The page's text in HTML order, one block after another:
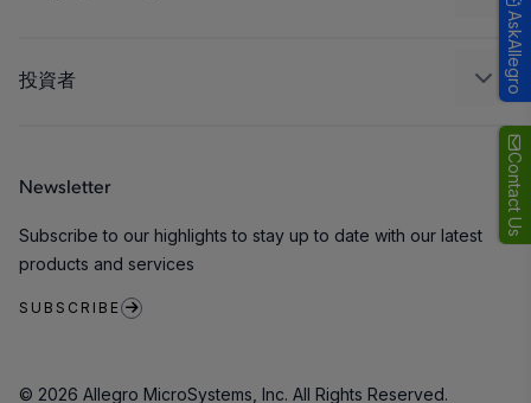
Contact Us
キャリア
お問い合わせ先
投資者
Newsletter
Subscribe to our highlights to stay up to date with our latest
products and services
SUBSCRIBE
© 2026 Allegro MicroSystems, Inc. All Rights Reserved.
AskAllegro